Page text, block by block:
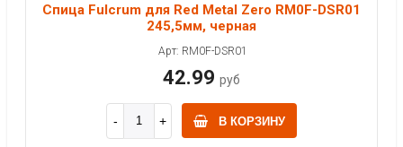
Спица Fulcrum для Red Metal Zero RM0F-DSR01
245,5мм, черная
Арт: RM0F-DSR01
42.99 руб
В КОРЗИНУ